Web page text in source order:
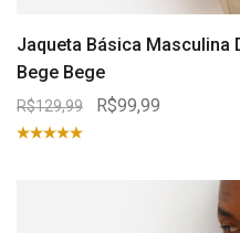
Jaqueta Básica Masculina
Bege Bege
R$129,99 R$99,99